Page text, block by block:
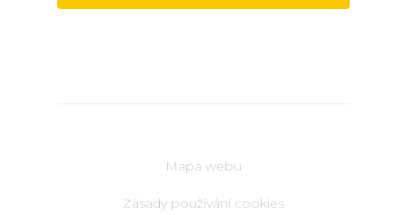
Mapa webu
Zásady používání cookies